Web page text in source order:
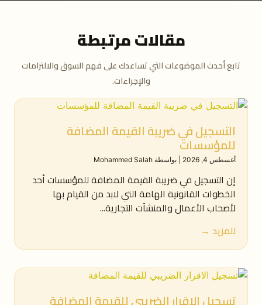
مقالات مرتبطة
تابع أحدث الموضوعات التي تساعدك على فهم السوق والالتزامات
والإجراءات.
التسجيل في ضريبة القيمة المضافة
للمؤسسات
أغسطس 4, 2026 بواسطة Mohammed Salah
إن التسجيل في ضريبة القيمة المضافة للمؤسسات أحد
الخطوات القانونية الهامة التي لابد من القيام بها
لأصحاب الأعمال والمنشآت التجارية...
للمزيد →